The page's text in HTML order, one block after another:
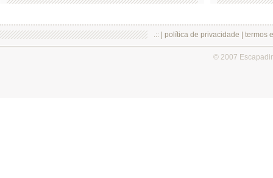
.:: | política de privacidade termos
© 2007